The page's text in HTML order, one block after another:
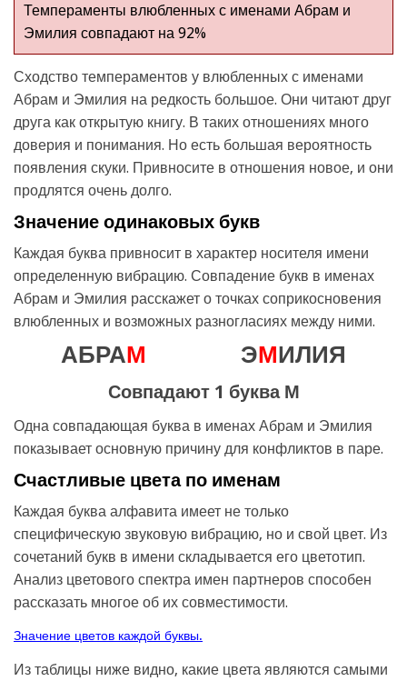
Темпераменты влюбленных с именами Абрам и
Эмилия совпадают на 92%
Сходство темпераментов у влюбленных с именами
Абрам и Эмилия на редкость большое. Они читают друг
друга как открытую книгу. В таких отношениях много
доверия и понимания. Но есть большая вероятность
появления скуки. Привносите в отношения новое, и они
продлятся очень долго.
Значение одинаковых букв
Каждая буква привносит в характер носителя имени
определенную вибрацию. Совпадение букв в именах
Абрам и Эмилия расскажет о точках соприкосновения
влюбленных и возможных разногласиях между ними.
АБРАМ ЭМИЛИЯ
Совпадают 1 буква М
Одна совпадающая буква в именах Абрам и Эмилия
показывает основную причину для конфликтов в паре.
Счастливые цвета по именам
Каждая буква алфавита имеет не только
специфическую звуковую вибрацию, но и свой цвет. Из
сочетаний букв в имени складывается его цветотип.
Анализ цветового спектра имен партнеров способен
рассказать многое об их совместимости.
Значение цветов каждой буквы.
Из таблицы ниже видно, какие цвета являются самыми